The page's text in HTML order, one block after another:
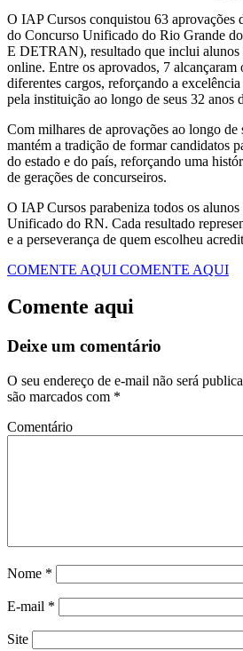
O IAP Cursos conquistou 63 aprovações
do Concurso Unificado do Rio Grande
E DETRAN), resultado que inclui alunos
online. Entre os aprovados, 7
diferentes cargos, reforçando a
pela instituição ao longo de seus 32 anos
Com milhares de aprovações ao longo
mantém a tradição de formar candidatos
do estado e do país, reforçando uma
de gerações de concurseiros.
O IAP Cursos parabeniza todos os
Unificado do RN. Cada resultado
e a perseverança de quem escolheu
COMENTE AQUI COMENTE AQUI
Comente aqui
Deixe um comentário
O seu endereço de e-mail não será
são marcados com *
Comentário
Nome *
E-mail *
Site